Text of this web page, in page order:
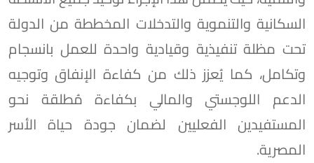
السكانية والتنموية والتدخلات المخططة من الدولة
تحت مظلة تنفيذية وقيادية واحدة للعمل بانسجام
وتكامل، كما يُعزز ذلك من كفاءة الإنفاق وتوجيه
الدعم اللوجستي والمالي بكفاءة مُطلقة نحو
المستفيدين الفعليين لضمان جودة حياة الأسر
المصرية.